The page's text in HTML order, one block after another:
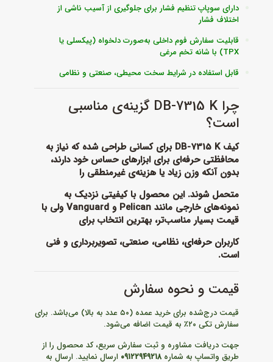
دارای سوپاپ تنظیم فشار برای جلوگیری از آسیب ناشی از
اختلاف فشار
قابلیت سفارش فوم داخلی به‌صورت دلخواه (پیکسلی یا
TPX) با شانه تخم مرغی
قابل استفاده در شرایط سخت محیطی، صنعتی و نظامی
چرا DB-7315 K گزینه‌ی مناسبی
است؟
کیف DB-7315 K برای کسانی طراحی شده که نیاز به
محافظتی حرفه‌ای برای ابزارهای حساس خود دارند،
بدون آنکه وزن زیاد یا هزینه‌ی غیرمنطقی را
متحمل شوند. این محصول با کیفیتی نزدیک به
نمونه‌های خارجی مانند Pelican و Vanguard ولی با
قیمت بسیار مناسب‌تر، بهترین انتخاب برای
کاربران حرفه‌ای، نظامی، صنعتی، تصویربرداری و فنی
است.
قیمت و نحوه سفارش
قیمت درج‌شده برای خرید عمده (۵۰ عدد به بالا) می‌باشد. برای
سفارش تکی ۲۰٪ به قیمت اضافه می‌شود.
جهت دریافت مشاوره و ثبت سفارش سریع، کد محصول را از
طریق واتساپ به شماره۰۹۱۲۲۹۴۹۲۱۸
ارسال نمایید. ارسال به